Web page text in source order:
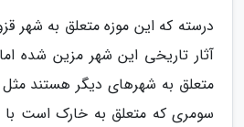
درسته که این موزه متعلق به شهر
آثار تاریخی این شهر مزین شده
سومری که متعلق به خارک است با